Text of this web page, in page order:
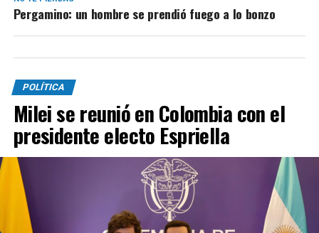
Pergamino: un hombre se prendió fuego a lo bonzo
POLÍTICA
Milei se reunió en Colombia con el
presidente electo Espriella